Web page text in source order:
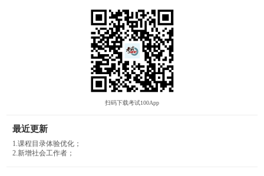
扫码下载考试100App
最近更新
1.课程目录体验优化；
2.新增社会工作者；